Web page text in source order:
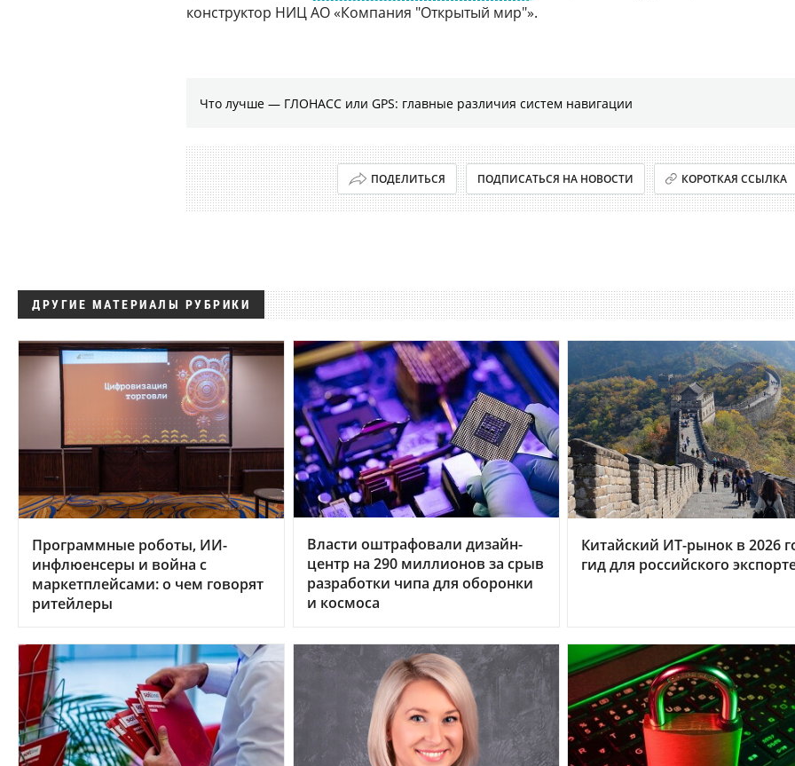
конструктор НИЦ АО «Компания "Открытый мир"».
Что лучше — ГЛОНАСС или GPS: главные различия систем навигации
ПОДЕЛИТЬСЯ ПОДПИСАТЬСЯ НА НОВОСТИ КОРОТКАЯ ССЫЛКА
ДРУГИЕ МАТЕРИАЛЫ РУБРИКИ
Программные роботы, ИИ-
инфлюенсеры и война с
маркетплейсами: о чем говорят
ритейлеры
Власти оштрафовали дизайн-
центр на 290 миллионов за срыв
разработки чипа для оборонки
и космоса
Китайский ИТ-рынок в 2026
гид для российского